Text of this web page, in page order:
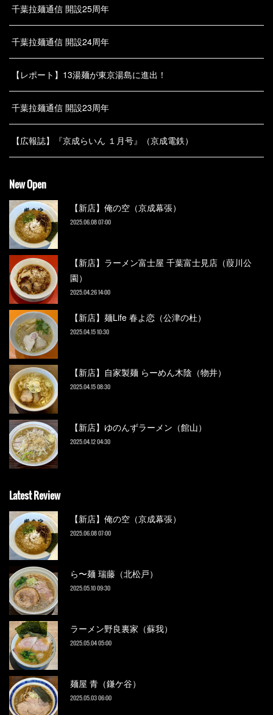
千葉拉麺通信 開設25周年
千葉拉麺通信 開設24周年
【レポート】13湯麺が東京湯島に進出！
千葉拉麺通信 開設23周年
【広報誌】『京成らいん １月号』（京成電鉄）
New Open
【新店】俺の空（京成幕張）
2025.06.08 07:00
【新店】ラーメン富士屋 千葉富士見店（葭川公
園）
2025.04.26 14:00
【新店】麺Life 春よ恋（公津の杜）
2025.04.15 10:30
【新店】自家製麺 らーめん木陰（物井）
2025.04.15 08:30
【新店】ゆのんずラーメン（館山）
2025.04.12 04:30
Latest Review
【新店】俺の空（京成幕張）
2025.06.08 07:00
ら〜麺 瑞藤（北松戸）
2025.05.10 09:30
ラーメン野良裏家（蘇我）
2025.05.04 05:00
麺屋 青（鎌ケ谷）
2025.05.03 06:00